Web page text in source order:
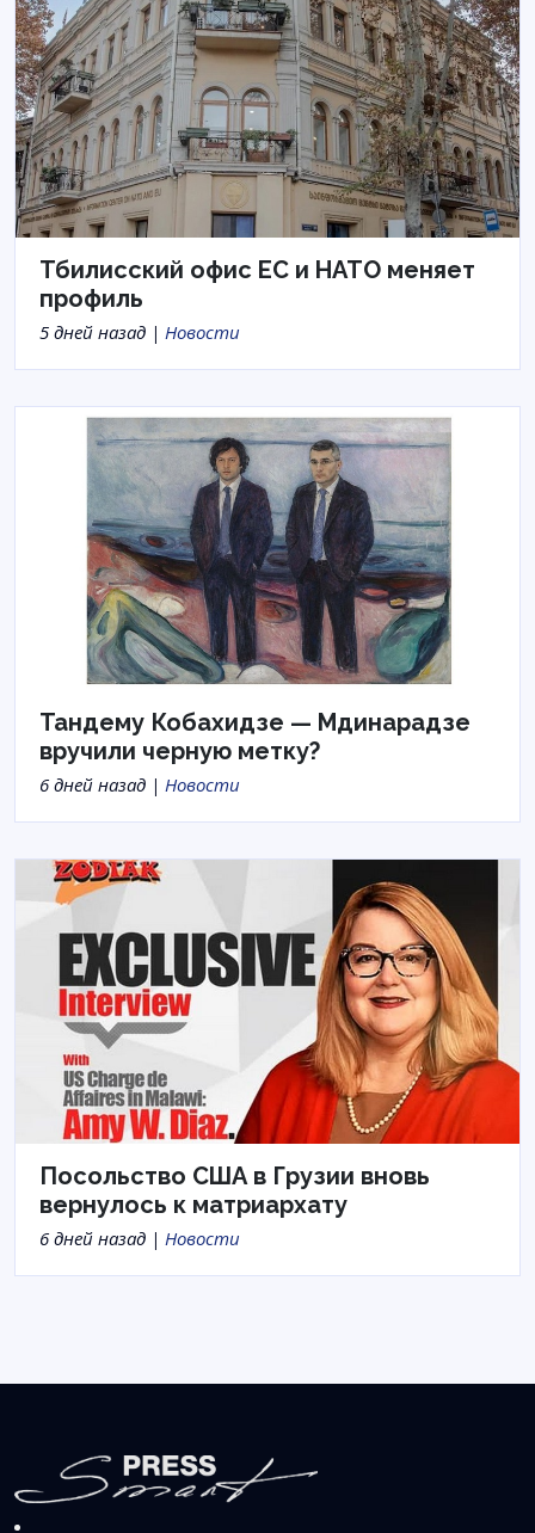
Тбилисский офис ЕС и НАТО меняет
профиль
5 дней назад | Новости
Тандему Кобахидзе — Мдинарадзе
вручили черную метку?
6 дней назад | Новости
Посольство США в Грузии вновь
вернулось к матриархату
6 дней назад | Новости